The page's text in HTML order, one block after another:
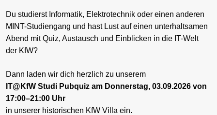
Du studierst Informatik, Elektrotechnik oder einen anderen
MINT-Studiengang und hast Lust auf einen unterhaltsamen
Abend mit Quiz, Austausch und Einblicken in die IT-Welt
der KfW?
Dann laden wir dich herzlich zu unserem
IT@KfW Studi Pubquiz am Donnerstag, 03.09.2026 von
17:00–21:00 Uhr
in unserer historischen KfW Villa ein.